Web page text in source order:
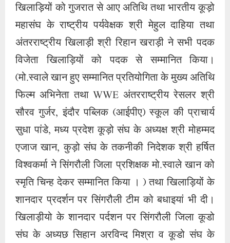
खिलाड़ियों को गुजरात से आए अतिथि तथा भारतीय कूड़ो
महासंघ के राष्ट्रीय पर्यवेक्षक श्री मेहुल दाहिया तथा
अंतरराष्ट्रीय खिलाड़ी श्री रिहान खराड़ी ने सभी पदक
विजेता खिलाड़ियों को पदक से सम्मानित किया।
(मो.स्वाले खान हुए सम्मानित प्रतियोगिता के मुख्य अतिथि
फिल्म अभिनेता तथा WWE अंतरराष्ट्रीय रेसलर श्री
सौरव गुर्जर, इंदौर पब्लिक (आईपीए) स्कूल की प्राचार्य
सुधा पांडे, मध्य प्रदेश कूड़ो संघ के अध्यक्ष श्री मोहम्मद
एजाज खान, कुड़ो संघ के तकनीकी निदेशक श्री हर्षित
विश्वकर्मा ने सिंगरौली जिला प्रशिक्षक मो.स्वाले खान को
स्मृति चिन्ह देकर सम्मानित किया । ) तथा खिलाड़ियों के
शानदार प्रदर्शन पर सिंगरौली टीम को बधाइयां भी दी।
खिलाड़ीयो के शानदार पर्दशन पर सिंगरौली जिला कूडो
संघ के अध्यछ सिहान अरविन्द मिश्रा व कूडो संघ के